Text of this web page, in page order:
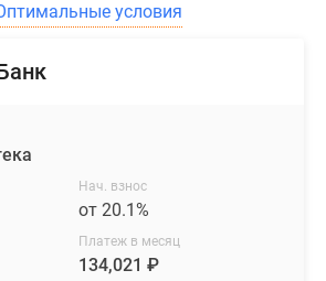
условия
Нач. взнос
от 20.1%
Платеж в месяц
134,021 ₽